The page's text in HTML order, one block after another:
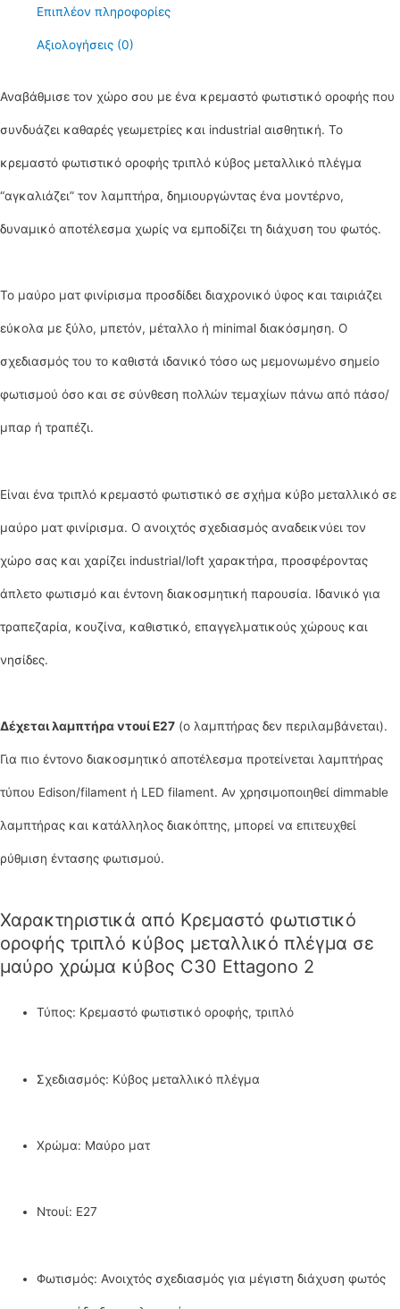
ποσότηταΕπιπλέον πληροφορίες
Αξιολογήσεις (0)
Αναβάθμισε τον χώρο σου με ένα κρεμαστό φωτιστικό οροφής που
συνδυάζει καθαρές γεωμετρίες και industrial αισθητική. Το
κρεμαστό φωτιστικό οροφής τριπλό κύβος μεταλλικό πλέγμα
“αγκαλιάζει” τον λαμπτήρα, δημιουργώντας ένα μοντέρνο,
δυναμικό αποτέλεσμα χωρίς να εμποδίζει τη διάχυση του φωτός.
Το μαύρο ματ φινίρισμα προσδίδει διαχρονικό ύφος και ταιριάζει
εύκολα με ξύλο, μπετόν, μέταλλο ή minimal διακόσμηση. Ο
σχεδιασμός του το καθιστά ιδανικό τόσο ως μεμονωμένο σημείο
φωτισμού όσο και σε σύνθεση πολλών τεμαχίων πάνω από πάσο/
μπαρ ή τραπέζι.
Είναι ένα τριπλό κρεμαστό φωτιστικό σε σχήμα κύβο μεταλλικό σε
μαύρο ματ φινίρισμα. Ο ανοιχτός σχεδιασμός αναδεικνύει τον
χώρο σας και χαρίζει industrial/loft χαρακτήρα, προσφέροντας
άπλετο φωτισμό και έντονη διακοσμητική παρουσία. Ιδανικό για
τραπεζαρία, κουζίνα, καθιστικό, επαγγελματικούς χώρους και
νησίδες.
Δέχεται λαμπτήρα ντουί E27 (ο λαμπτήρας δεν περιλαμβάνεται).
Για πιο έντονο διακοσμητικό αποτέλεσμα προτείνεται λαμπτήρας
τύπου Edison/filament ή LED filament. Αν χρησιμοποιηθεί dimmable
λαμπτήρας και κατάλληλος διακόπτης, μπορεί να επιτευχθεί
ρύθμιση έντασης φωτισμού.
Χαρακτηριστικά από Κρεμαστό φωτιστικό
οροφής τριπλό κύβος μεταλλικό πλέγμα σε
μαύρο χρώμα κύβος C30 Ettagono 2
Τύπος: Κρεμαστό φωτιστικό οροφής, τριπλό
Σχεδιασμός: Κύβος μεταλλικό πλέγμα
Χρώμα: Μαύρο ματ
Ντουί: E27
Φωτισμός: Ανοιχτός σχεδιασμός για μέγιστη διάχυση φωτός